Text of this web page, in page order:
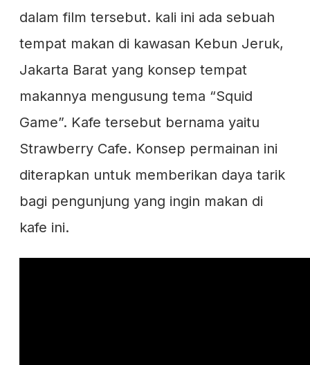
dalam film tersebut. kali ini ada sebuah
tempat makan di kawasan Kebun Jeruk,
Jakarta Barat yang konsep tempat
makannya mengusung tema “Squid
Game”. Kafe tersebut bernama yaitu
Strawberry Cafe. Konsep permainan ini
diterapkan untuk memberikan daya tarik
bagi pengunjung yang ingin makan di
kafe ini.